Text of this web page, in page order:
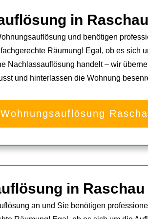
in Raschau
und benötigen
Räumung! Egal, ob es sich
Nachlassauflösung handelt – wir
und hinterlassen die Wohnung
in Raschau
an und Sie benötigen